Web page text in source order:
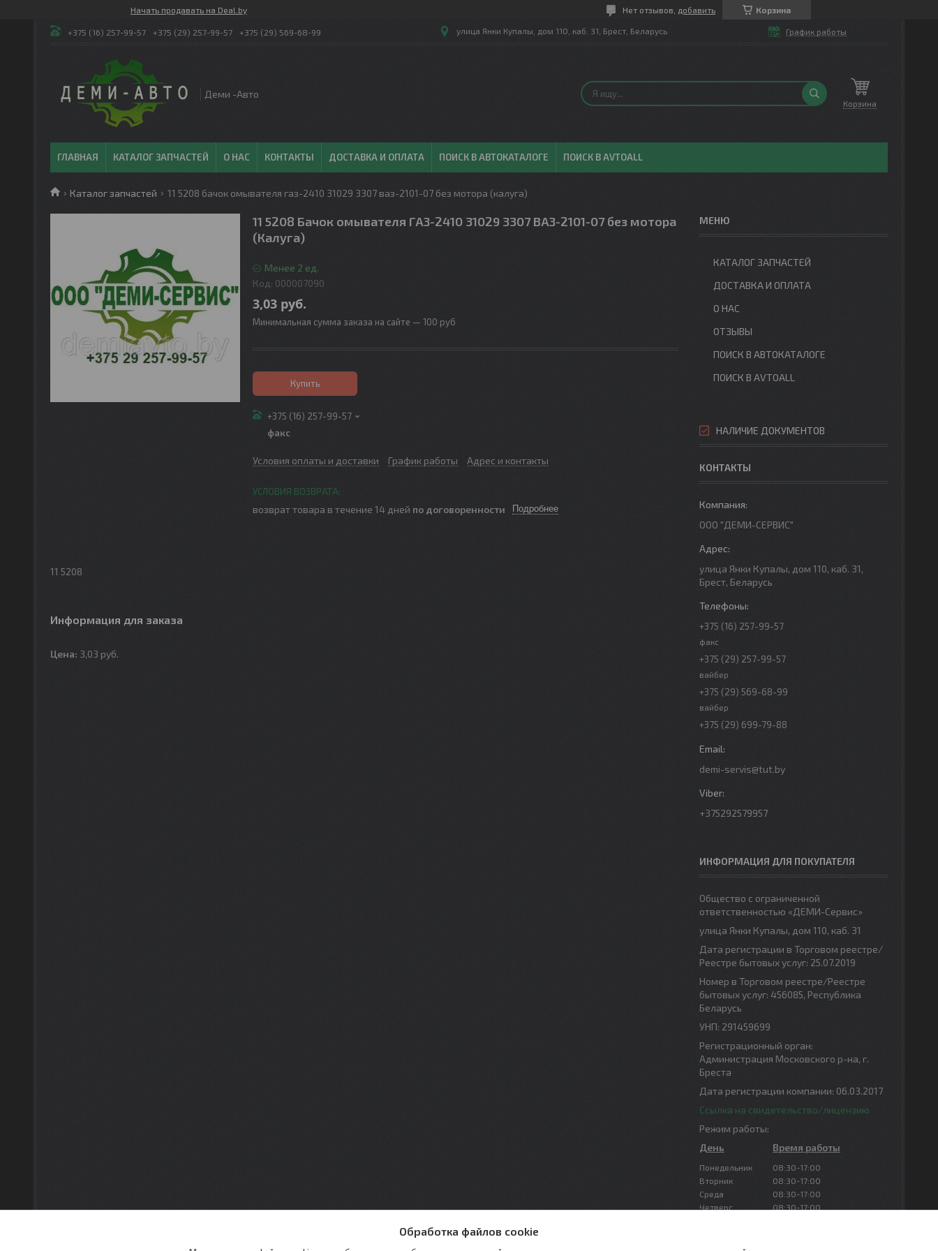
Начать продавать на Deal.by Корзина
Нет отзывов, добавить
+375 (16) 257-99-57 +375 (29) 257-99-57 +375 (29) 569-68-99 улица Янки Купалы, дом 110, каб. 31, Брест, Беларусь График работы
Деми -Авто
Корзина
ГЛАВНАЯ КАТАЛОГ ЗАПЧАСТЕЙ О НАС КОНТАКТЫ ДОСТАВКА И ОПЛАТА ПОИСК В АВТОКАТАЛОГЕ ПОИСК В AVTOALL
Каталог запчастей 11 5208 бачок омывателя газ-2410 31029 3307 ваз-2101-07 без мотора (калуга)
11 5208 Бачок омывателя ГАЗ-2410 31029 3307 ВАЗ-2101-07 без мотора
(Калуга)
Менее 2 ед.
Код: 000007090
3,03 руб.
Минимальная сумма заказа на сайте — 100 руб
Купить
+375 (16) 257-99-57
факс
Условия оплаты и доставки График работы Адрес и контакты
возврат товара в течение 14 дней по договоренности Подробнее
11 5208
Информация для заказа
Цена: 3,03 руб.
КАТАЛОГ ЗАПЧАСТЕЙ
ДОСТАВКА И ОПЛАТА
О НАС
ОТЗЫВЫ
ПОИСК В АВТОКАТАЛОГЕ
ПОИСК В AVTOALL
НАЛИЧИЕ ДОКУМЕНТОВ
КОНТАКТЫ
ООО "ДЕМИ-СЕРВИС"
улица Янки Купалы, дом 110, каб. 31,
Брест, Беларусь
+375 (16) 257-99-57
факс
+375 (29) 257-99-57
вайбер
+375 (29) 569-68-99
вайбер
+375 (29) 699-79-88
demi-servis@tut.by
+375292579957
ИНФОРМАЦИЯ ДЛЯ ПОКУПАТЕЛЯ
Общество с ограниченной
ответственностью «ДЕМИ-Сервис»
улица Янки Купалы, дом 110, каб. 31
Дата регистрации в Торговом реестре/
Реестре бытовых услуг: 25.07.2019
Номер в Торговом реестре/Реестре
бытовых услуг: 456085, Республика
Беларусь
УНП: 291459699
Регистрационный орган:
Администрация Московского р-на, г.
Бреста
Дата регистрации компании: 06.03.2017
Ссылка на свидетельство/лицензию
Режим работы:
День
Время работы
Понедельник
08:30-17:00
Вторник
08:30-17:00
Среда
08:30-17:00
Четверг
08:30-17:00
Воскресенье
Обработка файлов cookie